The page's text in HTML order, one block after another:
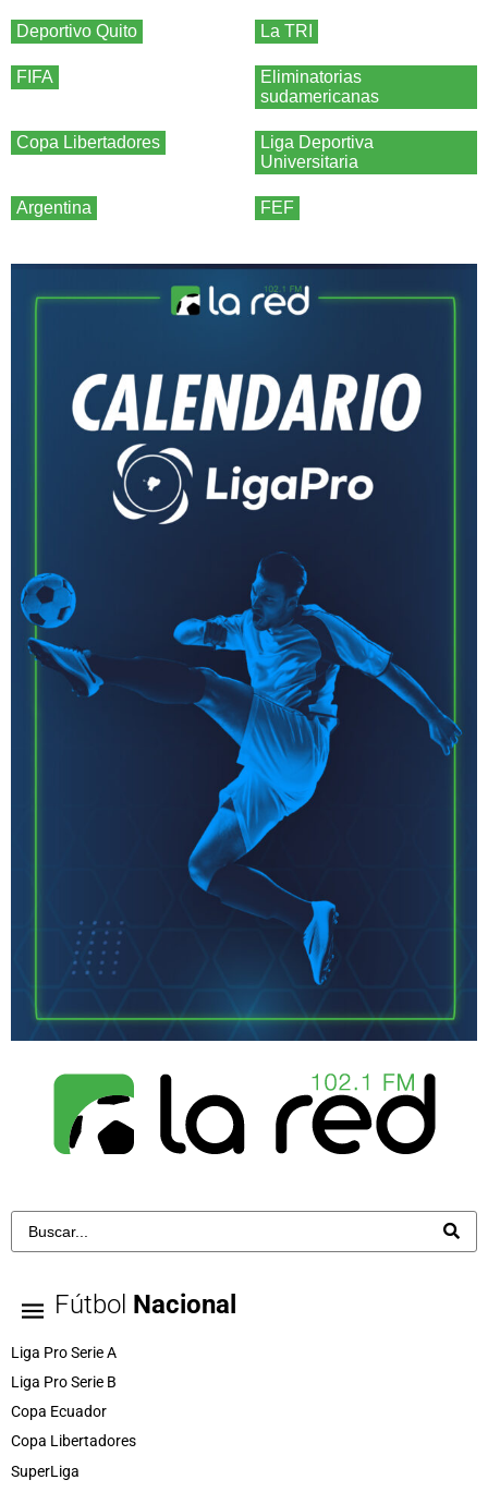
Deportivo Quito La TRI
FIFA
Eliminatorias
sudamericanas
Copa Libertadores
Liga Deportiva
Universitaria
Argentina FEF
Fútbol Nacional
Liga Pro Serie A
Liga Pro Serie B
Copa Ecuador
Copa Libertadores
SuperLiga